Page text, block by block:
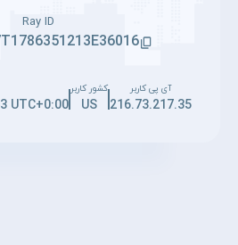
Ray ID
آی پی کاربر
216.73.217.35
کشور کاربر
US
UTC+0:00